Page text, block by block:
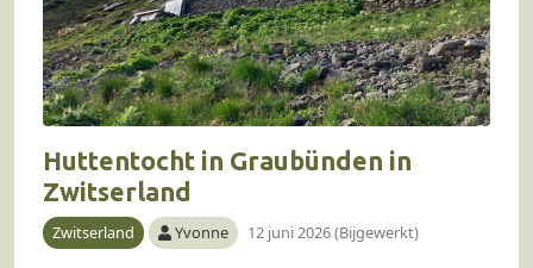
Huttentocht in Graubünden in
Zwitserland
Zwitserland Yvonne 12 juni 2026 (Bijgewerkt)